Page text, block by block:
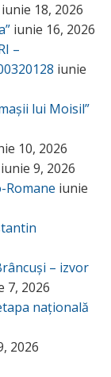
iunie 18, 2026
iunie 16, 2026
–
iunie
lui Moisil”
10, 2026
iunie 9, 2026
Romane iunie
– izvor
7, 2026
națională
2026